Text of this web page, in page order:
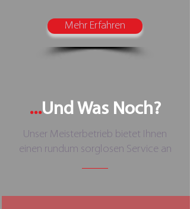
Mehr Erfahren
...Und Was Noch?
Unser Meisterbetrieb bietet Ihnen
einen rundum sorglosen Service an